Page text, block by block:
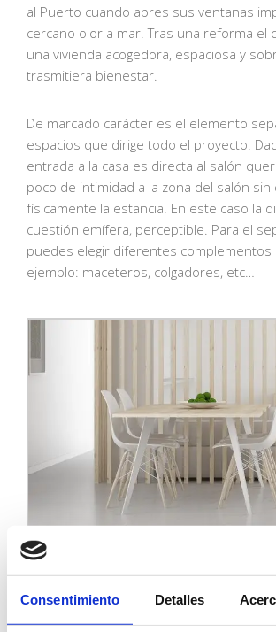
Consentimiento Detalles
al Puerto cuando abres sus ventanas
cercano olor a mar. Tras una reforma el
una vivienda acogedora, espaciosa y
trasmitiera bienestar.
De marcado carácter es el elemento
espacios que dirige todo el proyecto.
entrada a la casa es directa al salón
poco de intimidad a la zona del salón sin
físicamente la estancia. En este caso la
cuestión emífera, perceptible. Para el
puedes elegir diferentes complementos
ejemplo: maceteros, colgadores, etc…